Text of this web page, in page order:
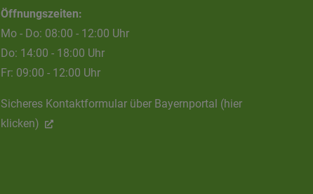
Öffnungszeiten:
Mo - Do: 08:00 - 12:00 Uhr
Do: 14:00 - 18:00 Uhr
Fr: 09:00 - 12:00 Uhr
Sicheres Kontaktformular über Bayernportal (hier
klicken)